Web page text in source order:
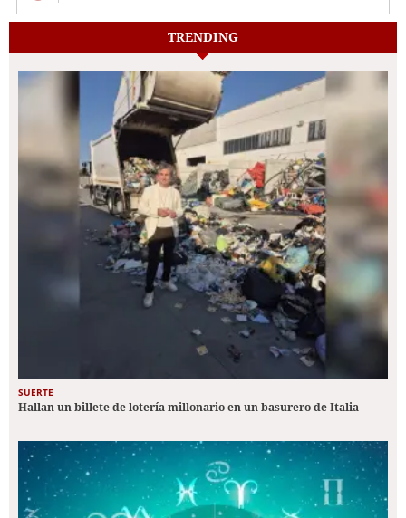
TRENDING
SUERTE
Hallan un billete de lotería millonario en un basurero de Italia